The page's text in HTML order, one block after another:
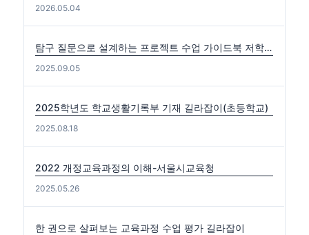
2026.05.04
탐구 질문으로 설계하는 프로젝트 수업 가이드북 저학년편. 중·고학년편
2025.09.05
2025학년도 학교생활기록부 기재 길라잡이(초등학교)
2025.08.18
2022 개정교육과정의 이해-서울시교육청
2025.05.26
한 권으로 살펴보는 교육과정 수업 평가 길라잡이